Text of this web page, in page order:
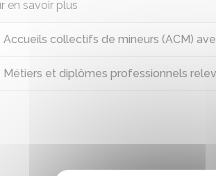
en savoir plus
Accueils collectifs de mineurs (ACM)
Métiers et diplômes professionnels